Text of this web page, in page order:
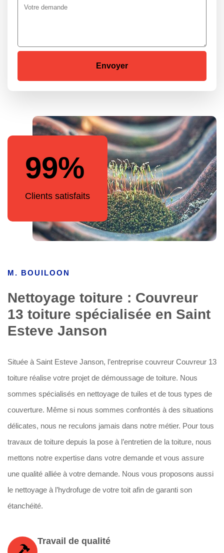
99%
Clients satisfaits
M. BOUILOON
Nettoyage toiture : Couvreur
13 toiture spécialisée en Saint
Esteve Janson
Située à Saint Esteve Janson, l’entreprise couvreur Couvreur 13
toiture réalise votre projet de démoussage de toiture. Nous
sommes spécialisés en nettoyage de tuiles et de tous types de
couverture. Même si nous sommes confrontés à des situations
délicates, nous ne reculons jamais dans notre métier. Pour tous
travaux de toiture depuis la pose à l’entretien de la toiture, nous
mettons notre expertise dans votre demande et vous assure
une qualité alliée à votre demande. Nous vous proposons aussi
le nettoyage à l’hydrofuge de votre toit afin de garanti son
étanchéité.
Travail de qualité